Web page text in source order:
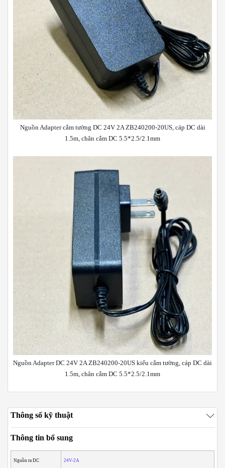
Nguồn Adapter cắm tường DC 24V 2A ZB240200-20US, cáp DC dài
1.5m, chân cắm DC 5.5*2.5/2.1mm
Nguồn Adapter DC 24V 2A ZB240200-20US kiểu cắm tường, cáp DC dài
1.5m, chân cắm DC 5.5*2.5/2.1mm
Thông số kỹ thuật
Thông tin bổ sung
Nguồn ra DC 24V-2A